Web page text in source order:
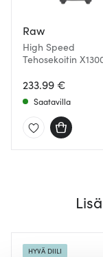
Raw
High Speed
Tehosekoitin
233.99 €
Saatavilla
HYVÄ DIILI